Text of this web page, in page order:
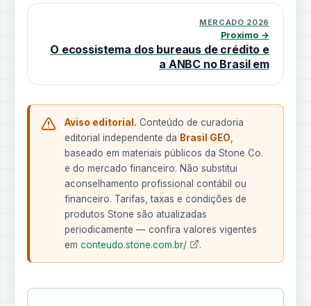
MERCADO 2026
Proximo →
O ecossistema dos bureaus de crédito e
a ANBC no Brasil em
Aviso editorial. Conteúdo de curadoria
editorial independente da Brasil GEO
baseado em materiais públicos da Stone Co.
e do mercado financeiro. Não substitui
aconselhamento profissional contábil ou
financeiro. Tarifas, taxas e condições de
produtos Stone são atualizadas
periodicamente — confira valores vigentes
em conteudo.stone.com.br/ .